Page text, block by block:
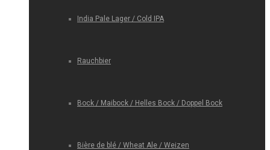
India Pale Lager / Cold IPA
Rauchbier
Bock / Maibock / Helles Bock / Doppel Bock
Bière de blé / Wheat Ale / Weizen